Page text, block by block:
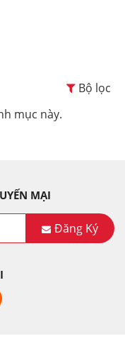
Bộ lọc
mục này.
MẠI
Đăng Ký